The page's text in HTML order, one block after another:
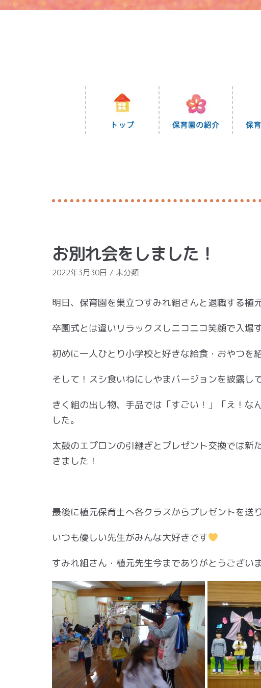
コ
お別れ会をしました！
2022年3月30日 未分類
明日、保育園を巣立つすみれ組さんと退職する植
卒園式とは違いリラックスしニコニコ笑顔で入場
初めに一人ひとり小学校と好きな給食・おやつを
そして！スシ食いねにしやまバージョンを披露し
きく組の出し物、手品では「すごい！」「え！な
した。
太鼓のエプロンの引継ぎとプレゼント交換では新
きました！
最後に植元保育士へ各クラスからプレゼントを送
いつも優しい先生がみんな大好きです
すみれ組さん・植元先生今までありがとうござい